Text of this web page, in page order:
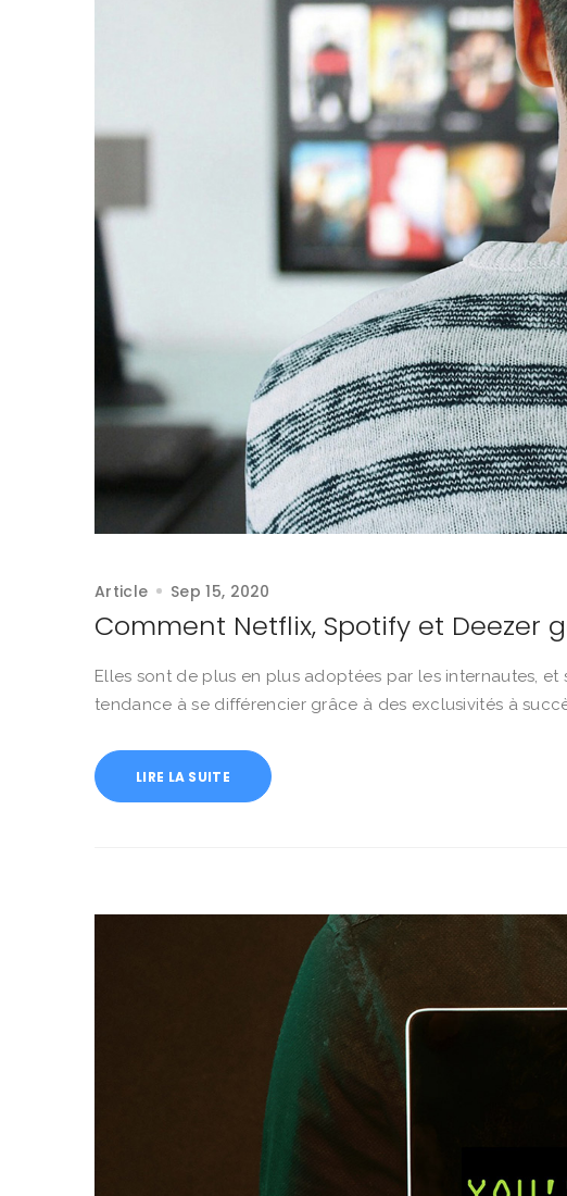
Article Sep 15, 2020
Comment Netflix, Spotify et Deezer
Elles sont de plus en plus adoptées par les internautes,
tendance à se différencier grâce à des exclusivités à
LIRE LA SUITE